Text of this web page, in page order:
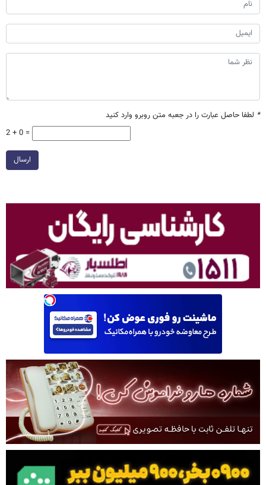
* لطفا حاصل عبارت را در جعبه متن روبرو وارد کنید
2 + 0 =
ارسال